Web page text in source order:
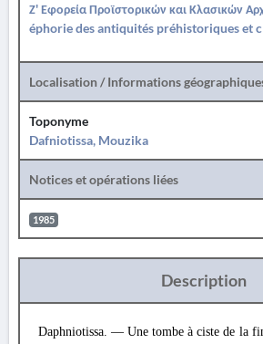
Ζ' Εφορεία Προϊστορικών και Κλασικών
éphorie des antiquités préhistoriques et
Localisation / Informations
Toponyme
Dafniotissa, Mouzika
Notices et opérations liées
1985
Description
Daphniotissa. — Une tombe à ciste de la